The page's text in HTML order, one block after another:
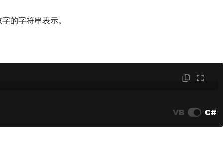
的字符串表示。
VB C#